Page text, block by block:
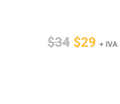
$34 El
$29El+ IVA